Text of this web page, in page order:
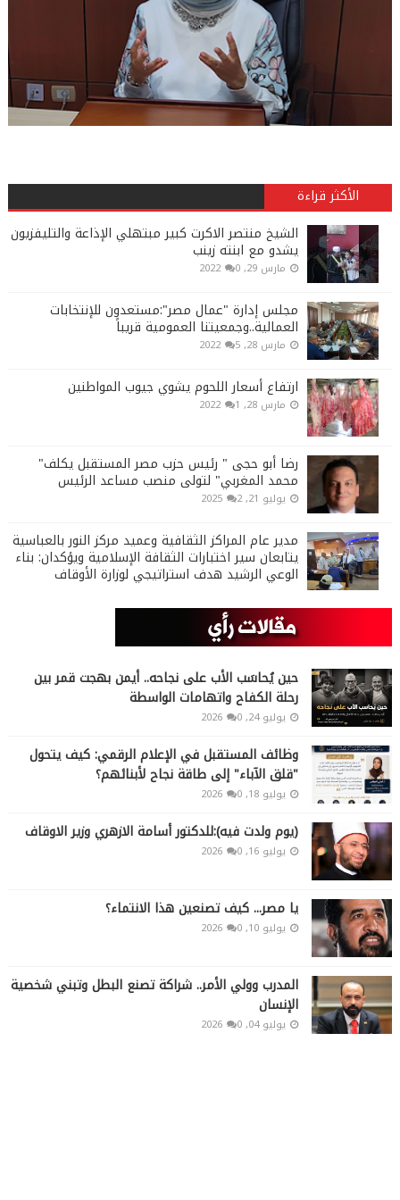
الأكثر قراءة
الشيخ منتصر الاكرت كبير مبتهلي الإذاعة والتليفزيون
يشدو مع ابنته زينب
مارس 29, 2022 0
مجلس إدارة "عمال مصر":مستعدون للإنتخابات
العمالية..وجمعيتنا العمومية قريباً
مارس 28, 2022 5
ارتفاع أسعار اللحوم يشوي جيوب المواطنين
مارس 28, 2022 1
رضا أبو حجى " رئيس حزب مصر المستقبل يكلف"
محمد المغربي" لتولى منصب مساعد الرئيس
يوليو 21, 2025 2
مدير عام المراكز الثقافية وعميد مركز النور بالعباسية
يتابعان سير اختبارات الثقافة الإسلامية ويؤكدان: بناء
الوعي الرشيد هدف استراتيجي لوزارة الأوقاف
حين يُحاسَب الأب على نجاحه.. أيمن بهجت قمر بين
رحلة الكفاح واتهامات الواسطة
يوليو 24, 2026 0
وظائف المستقبل في الإعلام الرقمي: كيف يتحول
"قلق الآباء" إلى طاقة نجاح لأبنائهم؟
يوليو 18, 2026 0
(يوم ولدت فيه):للدكتور أسامة الازهري وزير الاوقاف
يوليو 16, 2026 0
يا مصر... كيف تصنعين هذا الانتماء؟
يوليو 10, 2026 0
المدرب وولي الأمر.. شراكة تصنع البطل وتبني شخصية
الإنسان
يوليو 04, 2026 0